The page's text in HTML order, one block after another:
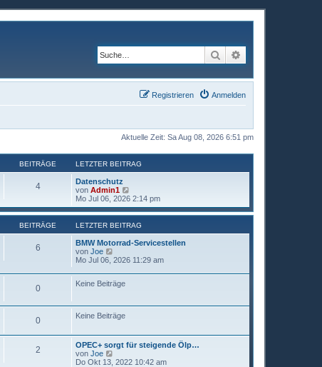
Suche
Anmelden
Registrieren
Aktuelle Zeit: Sa Aug 08, 2026 6:51 pm
BEITRÄGE LETZTER BEITRAG
4
Datenschutz
von Admin1
e
u
e
s
t
e
B
i
g
Mo Jul 06, 2026 2:14 pm
BEITRÄGE LETZTER BEITRAG
6
BMW Motorrad-Servicestellen
von Joe
e
e
s
B
i
t
a
Mo Jul 06, 2026 11:29 am
0 Keine Beiträge
0 Keine Beiträge
2
OPEC+ sorgt für steigende Ölp…
von Joe
e
Do Okt 13, 2022 10:42 am